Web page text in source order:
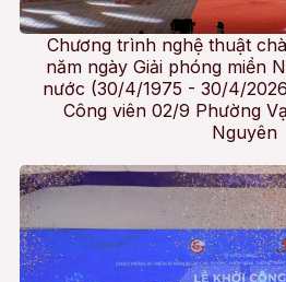
Chương trình nghệ thuật
năm ngày Giải phóng miền
nước (30/4/1975 - 30/4/
Công viên 02/9 Phường
Nguyên